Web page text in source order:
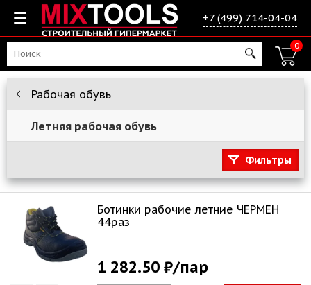
+7 (499) 714-04-04
0
Рабочая обувь
Летняя рабочая обувь
Фильтры
Ботинки рабочие летние ЧЕРМЕН
44раз
1 282.50 ₽/пар